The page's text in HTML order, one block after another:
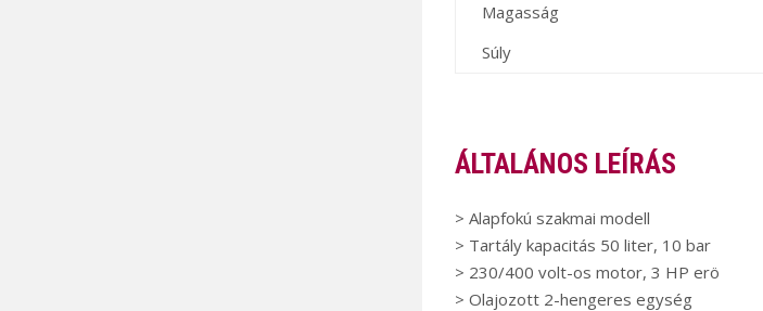
Magasság
Súly
ÁLTALÁNOS LEÍRÁS
> Alapfokú szakmai modell
> Tartály kapacitás 50 liter, 10 bar
> 230/400 volt-os motor, 3 HP erö
> Olajozott 2-hengeres egység